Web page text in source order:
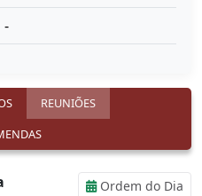
-
REUNIÕES
Ordem do Dia